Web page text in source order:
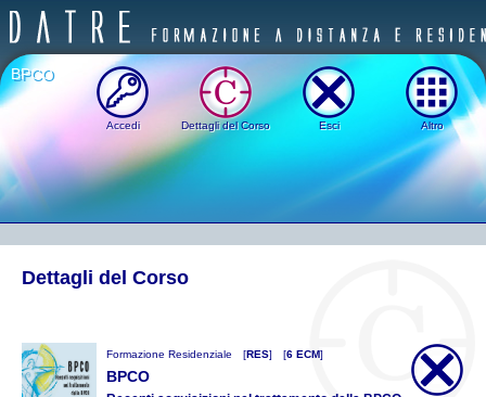
Accedi Dettagli del Corso Esci Altro
BPCO
Dettagli del Corso
Formazione Residenziale [RES] [6 ECM]
BPCO